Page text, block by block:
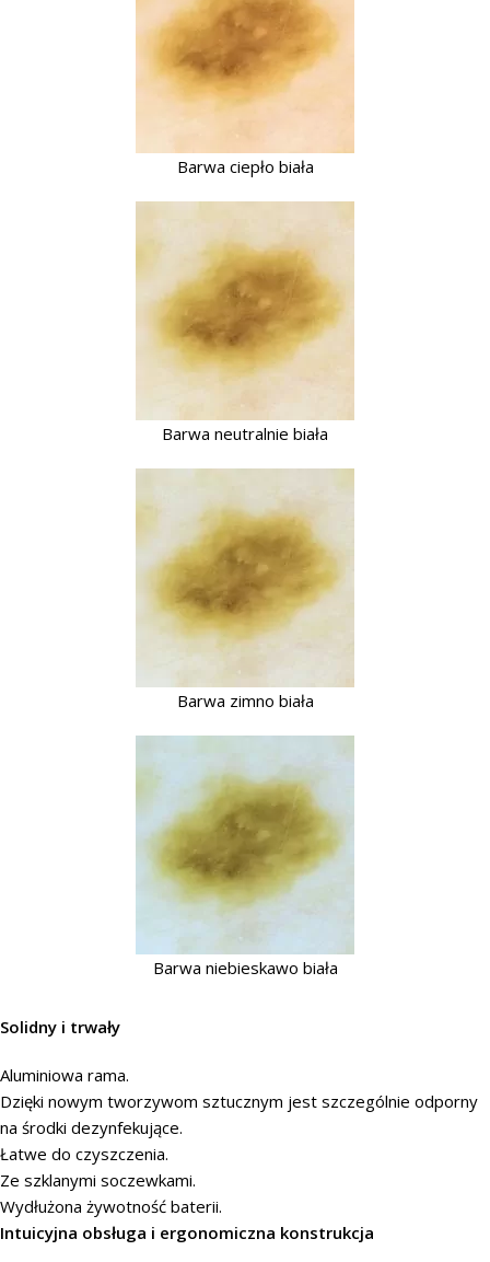
Barwa ciepło biała
Barwa neutralnie biała
Barwa zimno biała
Barwa niebieskawo biała
Solidny i trwały
Aluminiowa rama.
Dzięki nowym tworzywom sztucznym jest szczególnie odporny
na środki dezynfekujące.
Łatwe do czyszczenia.
Ze szklanymi soczewkami.
Wydłużona żywotność baterii.
Intuicyjna obsługa i ergonomiczna konstrukcja